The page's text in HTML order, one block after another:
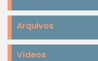
Arquivos
Vídeos